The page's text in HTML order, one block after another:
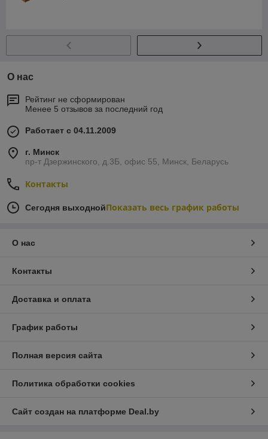
О нас
Рейтинг не сформирован
Менее 5 отзывов за последний год
Работает с 04.11.2009
г. Минск
пр-т Дзержинского, д.3Б, офис 55, Минск, Беларусь
Контакты
Сегодня выходнойПоказать весь график работы
О нас
Контакты
Доставка и оплата
График работы
Полная версия сайта
Политика обработки cookies
Сайт создан на платформе Deal.by